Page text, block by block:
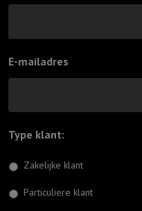
E-mailadres
Type klant:
Zakelijke klant
Particuliere klant